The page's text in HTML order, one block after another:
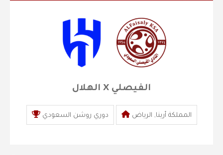
الهلال X الفيصلي
دوري روشن السعودي المملكة أرينا, الرياض